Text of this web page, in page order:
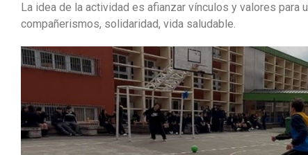
La idea de la actividad es afianzar vínculos y valores para
compañerismos, solidaridad, vida saludable.